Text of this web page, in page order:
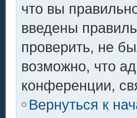
что вы
введены
проверить, не
возможно, что
конференции,
Вернуться к